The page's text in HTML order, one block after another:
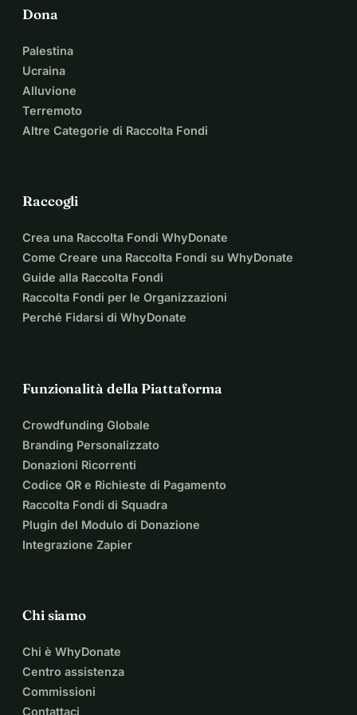
RO39 BREL 0006 3020 4948 0100
Sebastian-Daniel Uivari (EUR)
DE63202208000047638840
BIC: SXPYDEHHXXX
Sebastian Daniel Uivari (GBR)
Dona
Palestina
Ucraina
Alluvione
Terremoto
Altre Categorie di Raccolta Fondi
Raccogli
Crea una Raccolta Fondi WhyDonate
Come Creare una Raccolta Fondi su WhyDonate
Guide alla Raccolta Fondi
Raccolta Fondi per le Organizzazioni
Perché Fidarsi di WhyDonate
Funzionalità della Piattaforma
Crowdfunding Globale
Branding Personalizzato
Donazioni Ricorrenti
Codice QR e Richieste di Pagamento
Raccolta Fondi di Squadra
Plugin del Modulo di Donazione
Integrazione Zapier
Chi siamo
Chi è WhyDonate
Centro assistenza
Commissioni
Contattaci